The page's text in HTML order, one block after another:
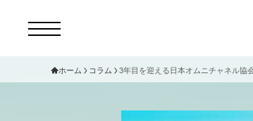
ホーム コラム 3年目を迎える日本オムニチャネル協